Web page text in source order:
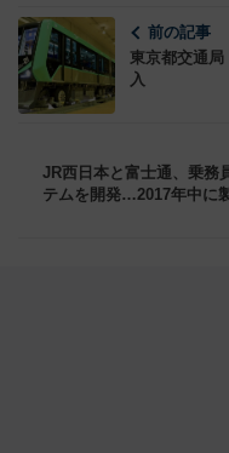
前の記事
東京都交通
入
JR西日本と富士通、乗務
テムを開発…2017年中に